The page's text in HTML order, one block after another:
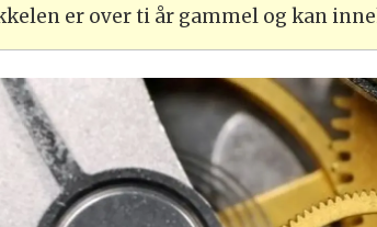
er over ti år gammel og kan